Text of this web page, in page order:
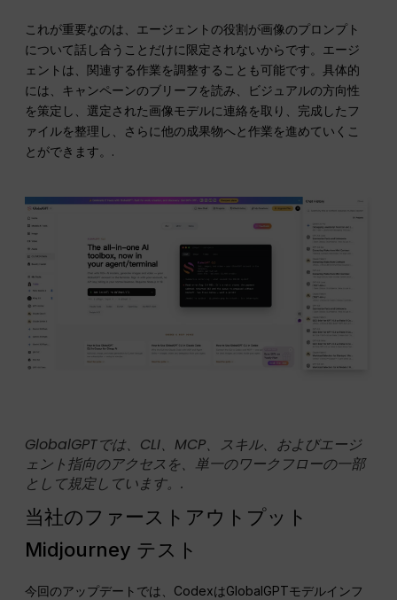
これが重要なのは、エージェントの役割が画像のプロンプト
について話し合うことだけに限定されないからです。エージ
ェントは、関連する作業を調整することも可能です。具体的
には、キャンペーンのブリーフを読み、ビジュアルの方向性
を策定し、選定された画像モデルに連絡を取り、完成したフ
ァイルを整理し、さらに他の成果物へと作業を進めていくこ
とができます。.
GlobalGPTでは、CLI、MCP、スキル、およびエージ
ェント指向のアクセスを、単一のワークフローの一部
として規定しています。.
当社のファーストアウトプット
Midjourney テスト
今回のアップデートでは、CodexはGlobalGPTモデルインフ